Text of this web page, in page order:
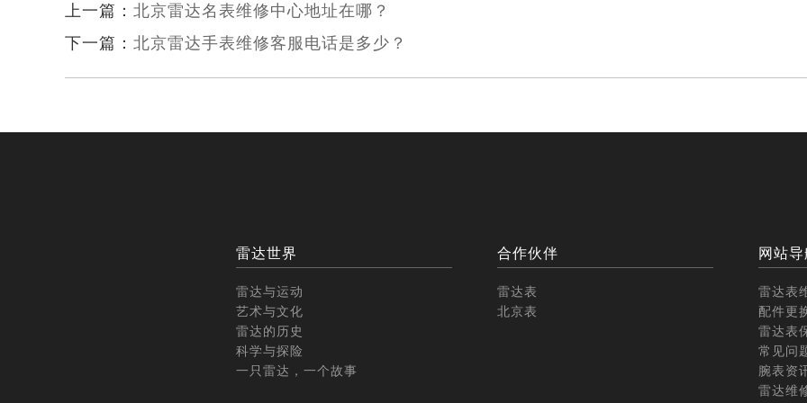
上一篇： 北京雷达名表维修中心地址在哪？
下一篇： 北京雷达手表维修客服电话是多少？
雷达世界
雷达与运动
艺术与文化
雷达的历史
科学与探险
一只雷达，一个故事
合作伙伴
雷达表
北京表
网站导
雷达表
配件更
雷达表
常见问
腕表资
雷达维